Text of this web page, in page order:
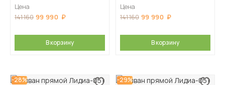
Цена
141 160 99 990
В корзину
Цена
141 160 99 990
В корзину
-28% -29%